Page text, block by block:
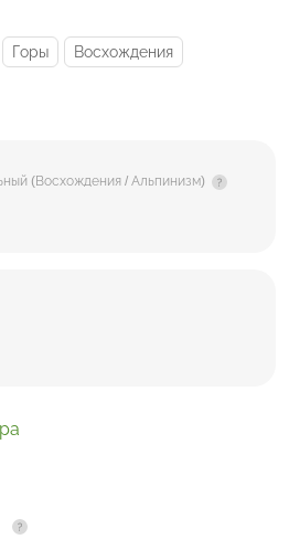
Горы Восхождения
(Восхождения / Альпинизм)